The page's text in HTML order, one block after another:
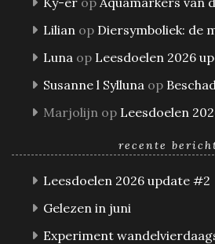
Lilian op Diersymboliek: de
Luna op Leesdoelen 2026
Susanne l Sylluna op
Marjolijn op Leesdoelen
recente
Leesdoelen 2026 update #2
Gelezen in juni
Experiment